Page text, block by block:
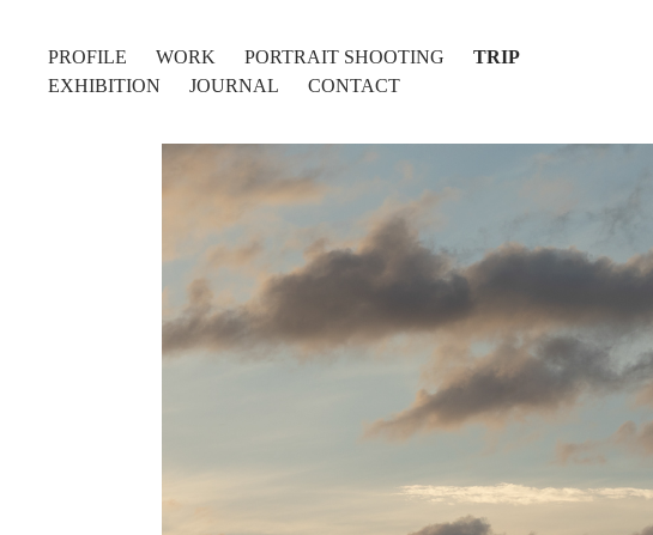
PROFILE WORK PORTRAIT SHOOTING
TRIP
EXHIBITION
JOURNAL CONTACT